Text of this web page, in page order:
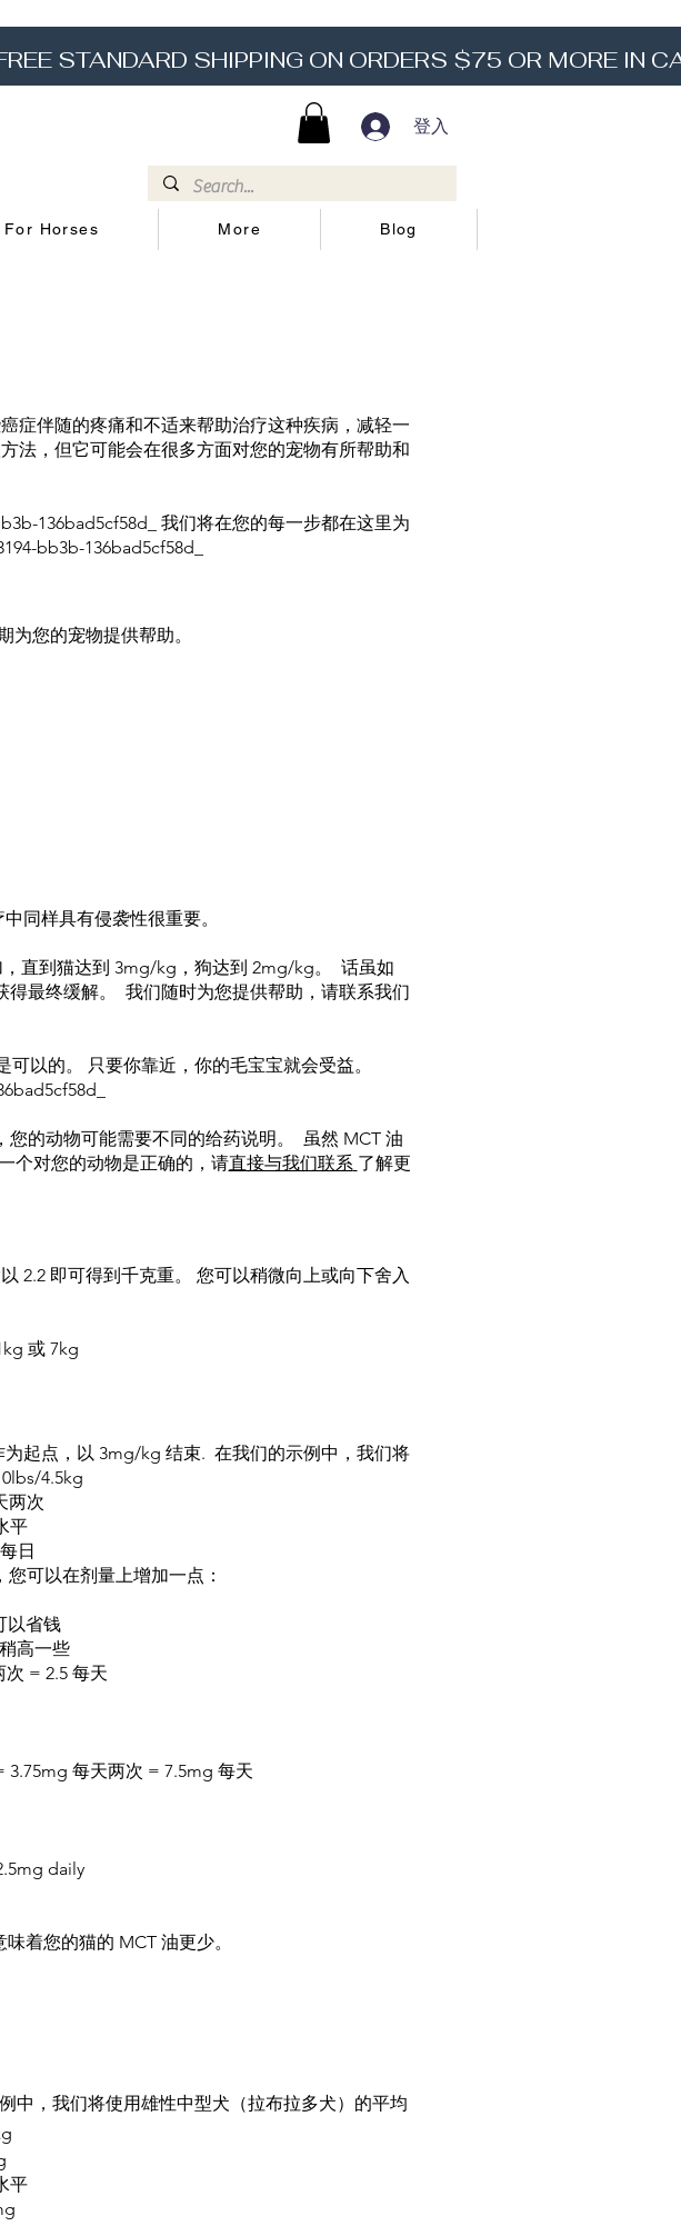
登入
For Horses More Blog
症伴随的疼痛和不适来帮助治疗这种疾病，减轻一
法，但它可能会在很多方面对您的宠物有所帮助和
136bad5cf58d_ 我们将在您的每一步都在这里为
bb3b-136bad5cf58d_
您的宠物提供帮助。
同样具有侵袭性很重要。
直到猫达到 3mg/kg，狗达到 2mg/kg。 话虽如
最终缓解。 我们随时为您提供帮助，请联系我们
以的。 只要你靠近，你的毛宝宝就会受益。
的动物可能需要不同的给药说明。 虽然 MCT 油
个对您的动物是正确的，请直接与我们联系 了解更
2.2 即可得到千克重。 您可以稍微向上或向下舍入
或 7kg
起点，以 3mg/kg 结束. 在我们的示例中，我们将
4.5kg
两次
平
日
可以在剂量上增加一点：
以省钱
高一些
= 2.5 每天
3.75mg 每天两次 = 7.5mg 每天
daily
着您的猫的 MCT 油更少。
中，我们将使用雄性中型犬（拉布拉多犬）的平均
平